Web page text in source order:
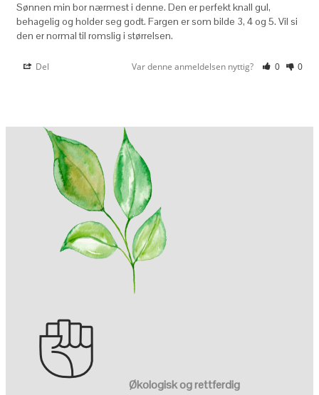
Sønnen min bor nærmest i denne. Den er perfekt knall gul,
behagelig og holder seg godt. Fargen er som bilde 3, 4 og 5. Vil si
Del Var denne anmeldelsen nyttig? 0 0
Økologisk og rettferdig